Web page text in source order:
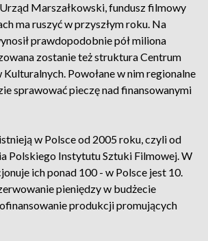
Marszałkowski, fundusz filmowy
ma ruszyć w przyszłym roku. Na
prawdopodobnie pół miliona
zostanie też struktura Centrum
Powołane w nim regionalne
sprawować pieczę nad finansowanymi
w Polsce od 2005 roku, czyli od
Polskiego Instytutu Sztuki Filmowej. W
ich ponad 100 - w Polsce jest 10.
pieniędzy w budżecie
produkcji promujących